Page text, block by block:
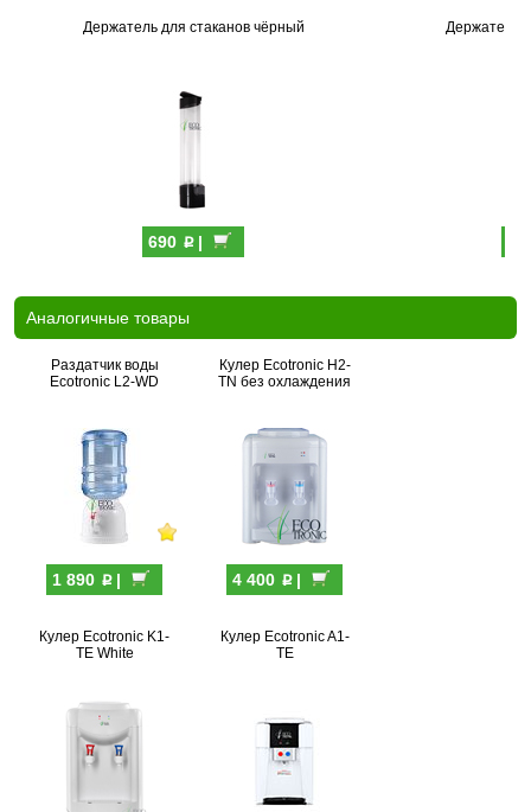
Держатель для стаканов чёрный
690 p|
Держатель
Аналогичные товары
Раздатчик воды
Ecotronic L2-WD
1 890 p|
Кулер Ecotronic H2-
TN без охлаждения
4 400 p|
Кулер Ecotronic K1-
TE White
Кулер Ecotronic A1-
TE